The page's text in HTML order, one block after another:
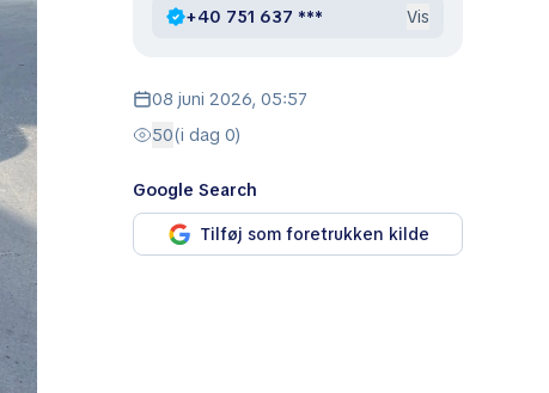
+40 751 637 *** Vis
08 juni 2026, 05:57
50(i dag 0)
Google Search
Tilføj som foretrukken kilde